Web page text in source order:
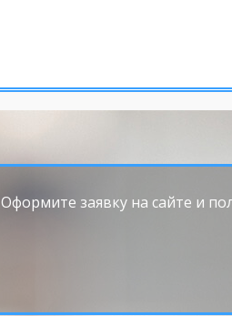
Оформите заявку на сайте и